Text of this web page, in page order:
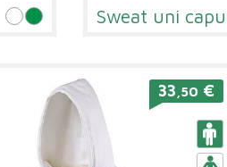
Sweat uni
33 ,50 €